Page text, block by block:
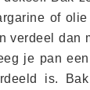
of
verdeel dan
je pan
is.